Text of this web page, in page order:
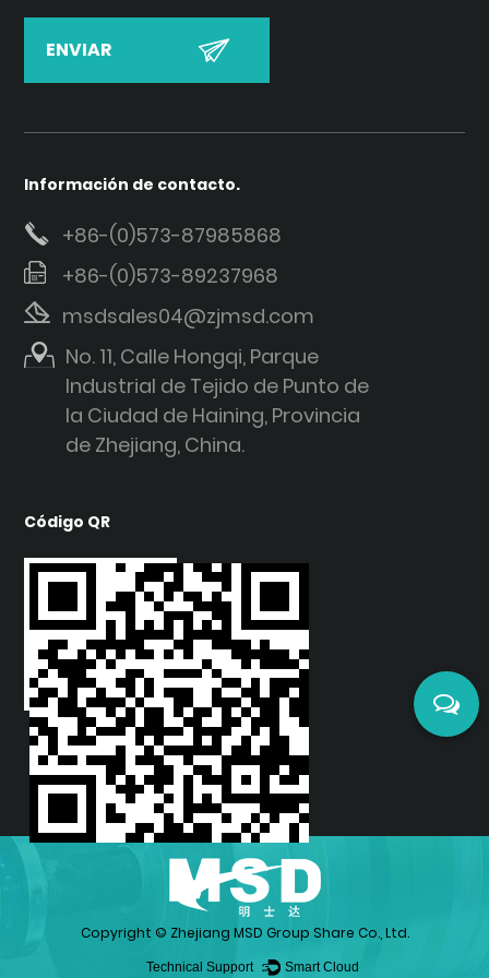
Información de contacto.
+86-(0)573-87985868
+86-(0)573-89237968
msdsales04@zjmsd.com
No. 11, Calle Hongqi, Parque
Industrial de Tejido de Punto de
la Ciudad de Haining, Provincia
de Zhejiang, China.
Código QR
Copyright © Zhejiang MSD Group Share Co., Ltd.
Technical Support ： Smart Cloud